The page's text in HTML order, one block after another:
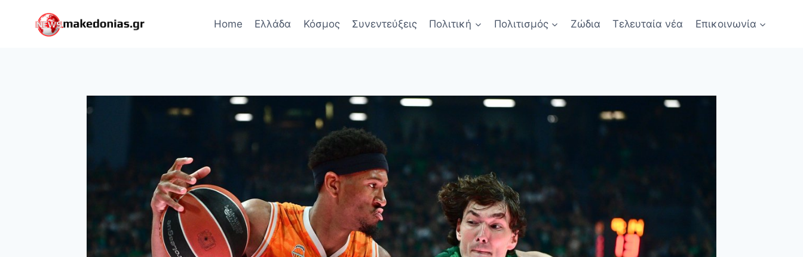
Home Ελλάδα Κόσμος Συνεντεύξεις Πολιτική Πολιτισμός Ζώδια Τελευταία νέα Επικοινωνία